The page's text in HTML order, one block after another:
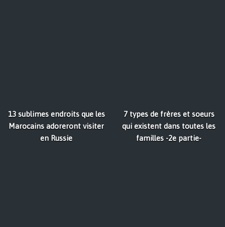
13 sublimes endroits que les
Marocains adoreront visiter
en Russie
7 types de frères et soeurs
qui existent dans toutes les
familles -2e partie-